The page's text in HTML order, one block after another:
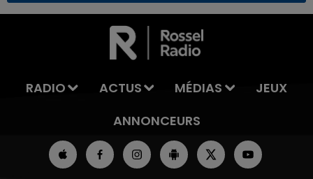
LA TEAM DE L'ÉTÉ
RADIO ACTUS MÉDIAS
JEUX
ANNONCEURS